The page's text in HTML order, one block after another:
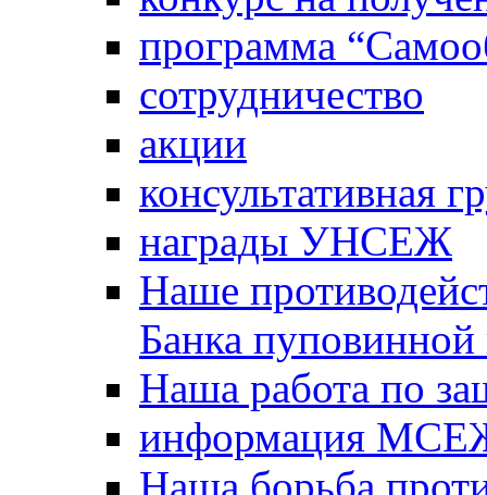
программа
сотрудничество
акции
консультативная
награды УНСЕЖ
Наше
Банка
Наша работа по
информация
Наша борьба